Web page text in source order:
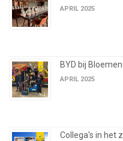
APRIL 2025
BYD bij
APRIL 2025
Collega's in het